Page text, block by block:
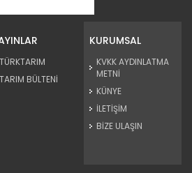
TÜRKTARIM
TARIM BÜLTENİ
KURUMSAL
KVKK AYDINLATMA
METNİ
KÜNYE
İLETİŞİM
BİZE ULAŞIN